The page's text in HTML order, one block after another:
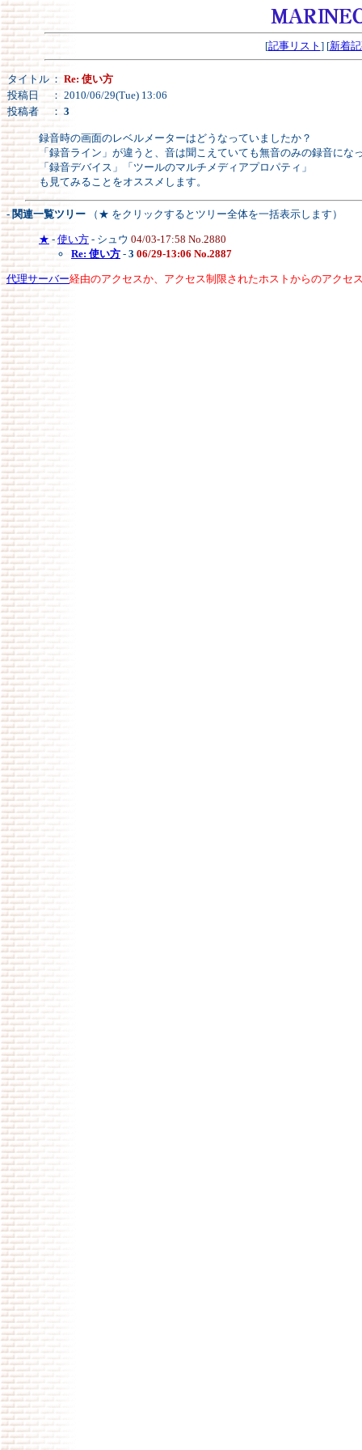
[記事リスト ] [新着
タイトル ： Re: 使い方
投稿日
： 2010/06/29(Tue) 13:06
投稿者
： 3
録音時の画面のレベルメーターはどうなっていましたか？
「録音ライン」が違うと、音は聞こえていても無音のみの録音にな
「録音デバイス」「ツールのマルチメディアプロパティ」
も見てみることをオススメします。
- 関連一覧ツリー （★ をクリックするとツリー全体を一括表示します）
★ - 使い方 - シュウ 04/03-17:58 No.2880
Re: 使い方 - 3 06/29-13:06 No.2887
代理サーバー経由のアクセスか、アクセス制限されたホストからのアクセ